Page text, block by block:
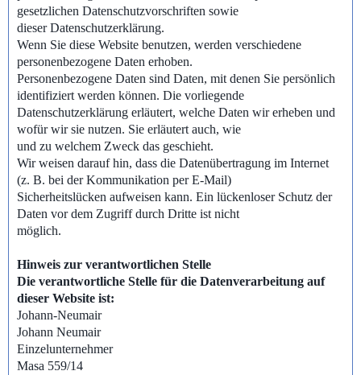
gesetzlichen Datenschutzvorschriften sowie
dieser Datenschutzerklärung.
Wenn Sie diese Website benutzen, werden verschiedene
personenbezogene Daten erhoben.
Personenbezogene Daten sind Daten, mit denen Sie persönlich
identifiziert werden können. Die vorliegende
Datenschutzerklärung erläutert, welche Daten wir erheben und
wofür wir sie nutzen. Sie erläutert auch, wie
und zu welchem Zweck das geschieht.
Wir weisen darauf hin, dass die Datenübertragung im Internet
(z. B. bei der Kommunikation per E-Mail)
Sicherheitslücken aufweisen kann. Ein lückenloser Schutz der
Daten vor dem Zugriff durch Dritte ist nicht
möglich.
Hinweis zur verantwortlichen Stelle
Die verantwortliche Stelle für die Datenverarbeitung auf
dieser Website ist:
Johann-Neumair
Johann Neumair
Einzelunternehmer
Masa 559/14